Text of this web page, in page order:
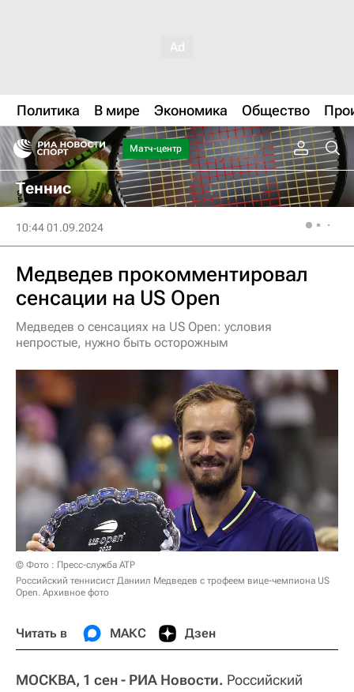
Политика В мире Экономика Общество
Матч-центр
Теннис
10:44 01.09.2024
Медведев прокомментировал
сенсации на US Open
Медведев о сенсациях на US Open: условия
непростые, нужно быть осторожным
© Фото : Пресс-служба ATP
Российский теннисист Даниил Медведев с трофеем вице-чемпиона US
Open. Архивное фото
Читать в МАКС Дзен
МОСКВА, 1 сен - РИА Новости. Российский